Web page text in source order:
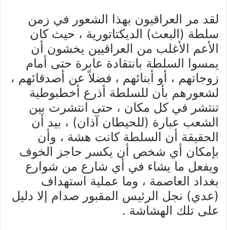
لقد مر العراقيون بهذا الشعور في زمن
سلطة (البعث) الديكتاتورية ، حيث كان
الأعم الأغلب من العراقيين يخشون أن
يمسوا السلطة بانتقادة عابرة حتى أمام
زوجاتهم ، أو أبنائهم ، فضلاً عن أصدقائهم ،
لشعورهم بأن للسلطة أذرع أخطبوطية
تنتشر في كل مكان ، حتى انتشرت بين
الشعب عبارة (للحيطان آذان) ، بيد أن
الحقيقة أن السلطة كانت هشة ، وأن
بإمكان أي شخص أن يكسر حاجز الخوف
ويفعل ما يشاء في أي شارع من شوارع
بغداد العاصمة ، وما عملية استهداف
(عدي) نجل الرئيس المقبور صدام إلا دليل
على تلك الهشاشة .